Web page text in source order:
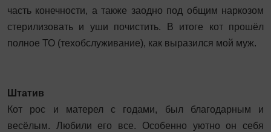
часть конечности, а также ­заодно под общим наркозом
сте­рилизовать и уши почистить. В итоге кот прошёл
полное ТО (техобслуживание), как выразился мой муж.
Штатив
Кот рос и матерел с годами, был благодарным и
весёлым. Любили его все. Особенно уютно он себя